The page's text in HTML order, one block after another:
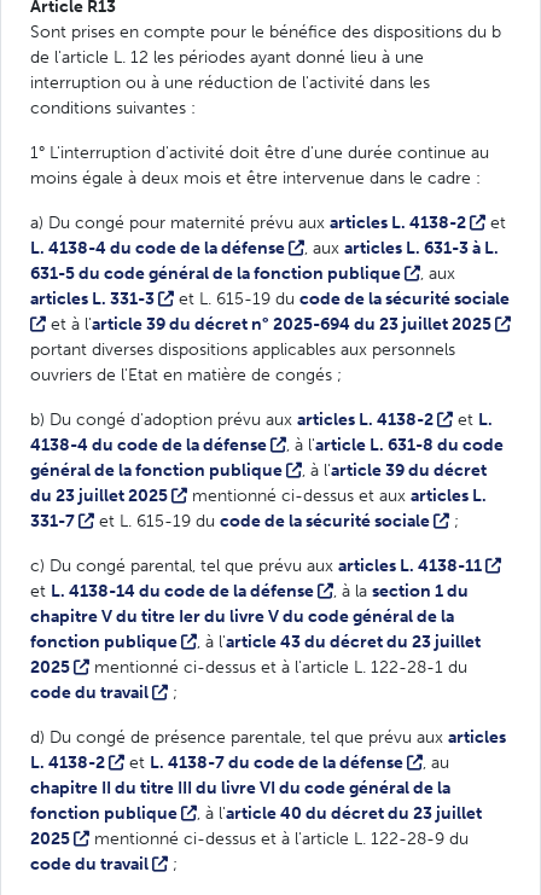
Article R13
Sont prises en compte pour le bénéfice des dispositions du b
de l'article L. 12 les périodes ayant donné lieu à une
interruption ou à une réduction de l'activité dans les
conditions suivantes :
1° L'interruption d'activité doit être d'une durée continue au
moins égale à deux mois et être intervenue dans le cadre :
a) Du congé pour maternité prévu aux articles L. 4138-2
et
L. 4138-4 du code de la défense
, aux articles L. 631-3 à L.
631-5 du code général de la fonction publique
, aux
articles L. 331-3
et L. 615-19 du code de la sécurité sociale
et à l'article 39 du décret n° 2025-694 du 23 juillet 2025
portant diverses dispositions applicables aux personnels
ouvriers de l'Etat en matière de congés ;
b) Du congé d'adoption prévu aux articles L. 4138-2 et L.
4138-4 du code de la défense
, à l'article L. 631-8 du code
général de la fonction publique
, à l'article 39 du décret
du 23 juillet 2025
mentionné ci-dessus et aux articles L.
331-7
et L. 615-19 du code de la sécurité sociale ;
c) Du congé parental, tel que prévu aux articles L. 4138-11
et L. 4138-14 du code de la défense , à la section 1 du
chapitre V du titre Ier du livre V du code général de la
fonction publique
, à l'article 43 du décret du 23 juillet
2025
mentionné ci-dessus et à l'article L. 122-28-1 du
code du travail
;
d) Du congé de présence parentale, tel que prévu aux articles
L. 4138-2
et L. 4138-7 du code de la défense
, au
chapitre II du titre III du livre VI du code général de la
fonction publique
, à l'article 40 du décret du 23 juillet
2025
mentionné ci-dessus et à l'article L. 122-28-9 du
code du travail
;